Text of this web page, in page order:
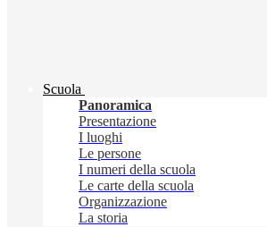
Scuola
Panoramica
Presentazione
I luoghi
Le persone
I numeri della scuola
Le carte della scuola
Organizzazione
La storia